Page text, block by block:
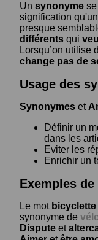
Un synonyme
signification
presque
différents qui
Lorsqu’on utilise
change pas de
Usage des
Synonymes et
Définir un
dans les
Eviter les
Enrichir un
Exemples
Le mot bicyclette
synonyme de
Dispute et